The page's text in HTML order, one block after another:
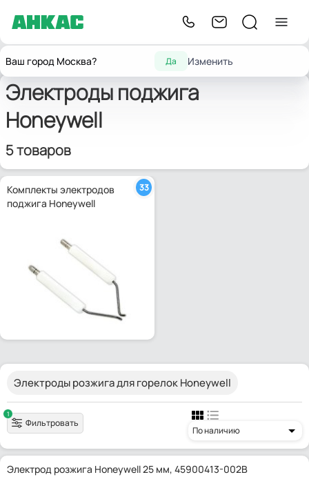
Ваш город Москва? Да Изменить
Главнаягорелок
ионизации
розжига
Электроды поджига
Honeywell
5 товаров
Комплекты электродов
поджига Honeywell
33
Электроды розжига для горелок Honeywell
1
Фильтровать
По наличию
Электрод розжига Honeywell 25 мм, 45900413-002B